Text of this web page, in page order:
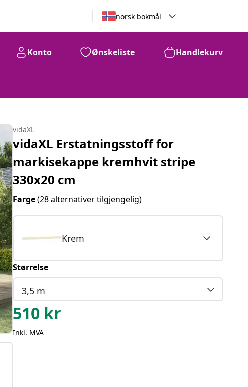
norsk bokmål
Konto Ønskeliste Handlekurv
vidaXL
vidaXL Erstatningsstoff for
markisekappe kremhvit stripe
330x20 cm
Farge(28 alternativer tilgjengelig)
Krem
Størrelse
3,5 m
510 kr
Inkl. MVA